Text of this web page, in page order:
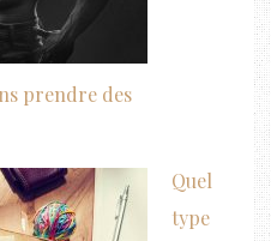
prendre des
Quel
type